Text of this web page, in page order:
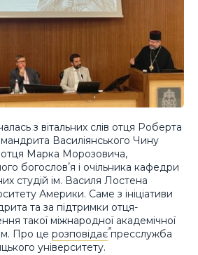
з вітальних слів отця Роберта
Василіянського Чину
отця Марка Морозовича,
богословʼя і очільника кафедри
студій ім. Василя Лостена
Америки. Саме з ініціативи
та за підтримки отця-
такої міжнародної академічної
Про це розповідаєпресслужба
університету.